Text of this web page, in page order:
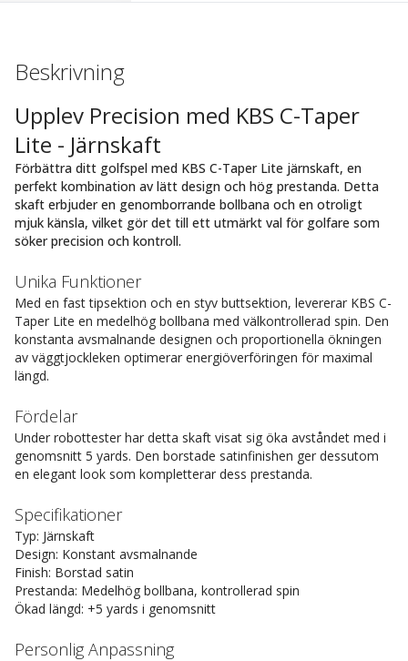
Beskrivning
Upplev Precision med KBS C-Taper
Lite - Järnskaft
Förbättra ditt golfspel med KBS C-Taper Lite järnskaft, en
perfekt kombination av lätt design och hög prestanda. Detta
skaft erbjuder en genomborrande bollbana och en otroligt
mjuk känsla, vilket gör det till ett utmärkt val för golfare som
söker precision och kontroll.
Unika Funktioner
Med en fast tipsektion och en styv buttsektion, levererar KBS C-
Taper Lite en medelhög bollbana med välkontrollerad spin. Den
konstanta avsmalnande designen och proportionella ökningen
av väggtjockleken optimerar energiöverföringen för maximal
längd.
Fördelar
Under robottester har detta skaft visat sig öka avståndet med i
genomsnitt 5 yards. Den borstade satinfinishen ger dessutom
en elegant look som kompletterar dess prestanda.
Specifikationer
Typ: Järnskaft
Design: Konstant avsmalnande
Finish: Borstad satin
Prestanda: Medelhög bollbana, kontrollerad spin
Ökad längd: +5 yards i genomsnitt
Personlig Anpassning